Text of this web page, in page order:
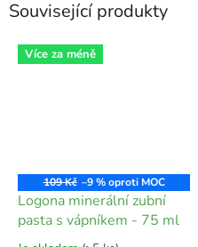
Související produkty
Více za méně
109 Kč –9 %
Logona minerální zubní
pasta s vápníkem - 75 ml